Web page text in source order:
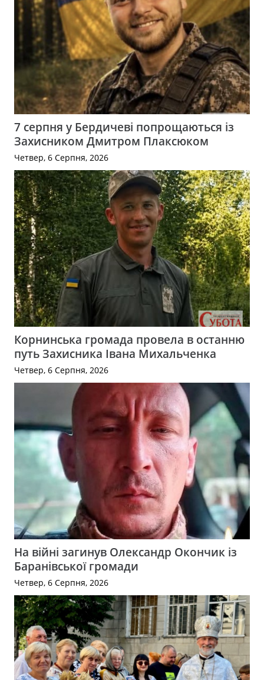
7 серпня у Бердичеві попрощаються із
Захисником Дмитром Плаксюком
Четвер, 6 Серпня, 2026
Корнинська громада провела в останню
путь Захисника Івана Михальченка
Четвер, 6 Серпня, 2026
На війні загинув Олександр Окончик із
Баранівської громади
Четвер, 6 Серпня, 2026